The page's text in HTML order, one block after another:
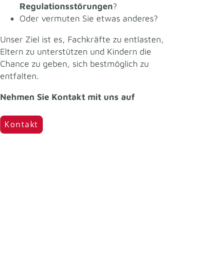
Regulationsstörungen?
Oder vermuten Sie etwas anderes?
Unser Ziel ist es, Fachkräfte zu entlasten,
Eltern zu unterstützen und Kindern die
Chance zu geben, sich bestmöglich zu
entfalten.
Nehmen Sie Kontakt mit uns auf
Kontakt